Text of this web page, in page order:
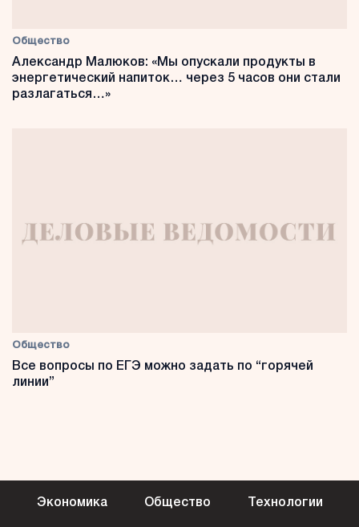
Общество
Александр Малюков: «Мы опускали продукты в
энергетический напиток… через 5 часов они стали
разлагаться…»
Общество
Все вопросы по ЕГЭ можно задать по “горячей
линии”
Экономика Общество Технологии